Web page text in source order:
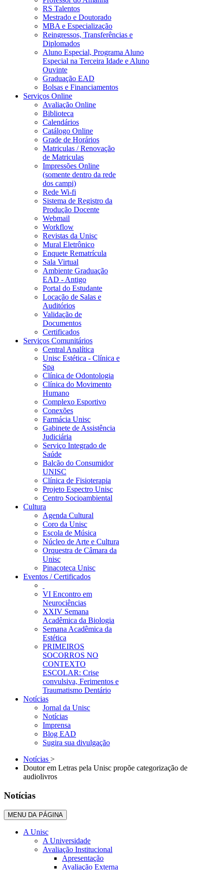
RS Talentos
Mestrado e Doutorado
MBA e Especialização
Reingressos, Transferências e
Diplomados
Aluno Especial, Programa Aluno
Especial na Terceira Idade e Aluno
Ouvinte
Graduação EAD
Bolsas e Financiamentos
Serviços Online
Avaliação Online
Biblioteca
Calendários
Catálogo Online
Grade de Horários
Matriculas / Renovação
de Matriculas
Impressões Online
(somente dentro da rede
dos campi)
Rede Wi-fi
Sistema de Registro da
Produção Docente
Webmail
Workflow
Revistas da Unisc
Mural Eletrônico
Enquete Rematrícula
Sala Virtual
Ambiente Graduação
EAD - Antigo
Portal do Estudante
Locação de Salas e
Auditórios
Validação de
Documentos
Certificados
Serviços Comunitários
Central Analítica
Unisc Estética - Clínica e
Spa
Clínica de Odontologia
Clínica do Movimento
Humano
Complexo Esportivo
Conexões
Farmácia Unisc
Gabinete de Assistência
Judiciária
Serviço Integrado de
Saúde
Balcão do Consumidor
UNISC
Clínica de Fisioterapia
Projeto Espectro Unisc
Centro Socioambiental
Cultura
Agenda Cultural
Coro da Unisc
Escola de Música
Núcleo de Arte e Cultura
Orquestra de Câmara da
Unisc
Pinacoteca Unisc
Eventos / Certificados
VI Encontro em
Neurociências
XXIV Semana
Acadêmica da Biologia
Semana Acadêmica da
Estética
PRIMEIROS
SOCORROS NO
CONTEXTO
ESCOLAR: Crise
convulsiva, Ferimentos e
Traumatismo Dentário
Notícias
Jornal da Unisc
Notícias
Imprensa
Blog EAD
Sugira sua divulgação
Notícias >
Doutor em Letras pela Unisc propõe categorização de
audiolivros
Notícias
MENU DA PÁGINA
A Unisc
A Universidade
Avaliação Institucional
Apresentação
Avaliação Externa